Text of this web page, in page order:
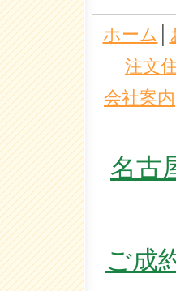
ホーム
注文
会社案内
名古
ご成